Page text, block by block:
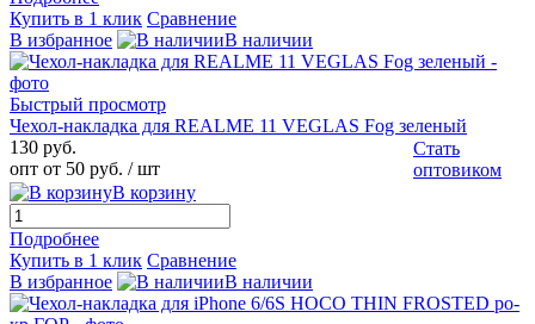
Купить в 1 клик Сравнение
В избранное
В наличии
Быстрый просмотр
Чехол-накладка для REALME 11 VEGLAS Fog зеленый
130 руб.
опт от 50 руб. / шт
Стать
оптовиком
В корзину
Подробнее
Купить в 1 клик Сравнение
В избранное
В наличии